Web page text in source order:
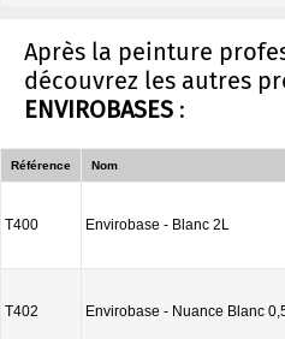
Après la peinture
découvrez les autres
ENVIROBASES :
Référence Nom
T400 Envirobase - Blanc 2L
T402 Envirobase - Nuance Blanc